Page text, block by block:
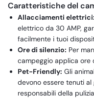
Caratteristiche del
Allacciamenti elettrici:
elettrico da 30 AMP,
facilmente i tuoi
Ore di silenzio: Per
campeggio applica ore
Pet-Friendly: Gli
devono essere tenuti
responsabili della